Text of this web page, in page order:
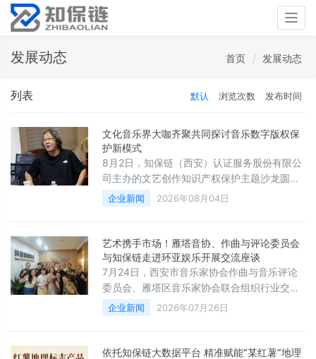
发展动态 首页 发展动态
列表 默认 浏览次数 发布时间
文化音乐界大咖齐聚共同探讨音乐数字版权保
护新模式
8月2日，知保链（西安）认证服务股份有限公
司主办的文艺创作知识产权保护主题沙龙圆满
成功。本次沙龙聚焦数字经济背景下文艺创作
领域版权确权难、固证不及时、维权举证繁琐
作、摄影艺术、高校美育等多领域重量级行业
专家、学者齐聚一堂，深度研讨文艺作品知识
产权保护创新路径，共探“三位一体”综合确权
服务体系的落地应用与行业赋能价值，为文创
行业知识产权规范化、前置化保护发展凝聚
企业新闻 2026年08月04日
艺术携手市场！雁塔音协、作曲与评论委员会
与知保链走进环亚娱乐开展交流座谈
7月24日，西安市音乐家协会作曲与音乐评论
委员会、雁塔区音乐家协会联合组织行业交流
座谈会，在环亚娱乐公司顺利举行。知保链
（西安）认证服务股份有限公司运营部李伟、
内容充实，全体参会人员受益匪浅。
企业新闻 2026年07月26日
依托知保链大数据平台 精准赋能“某红薯”地理